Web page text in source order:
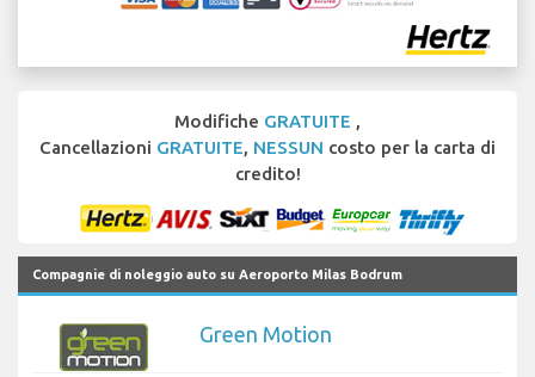
Modifiche GRATUITE ,
Cancellazioni GRATUITE, NESSUN costo per la carta di
credito!
Compagnie di noleggio auto su Aeroporto Milas Bodrum
Green Motion